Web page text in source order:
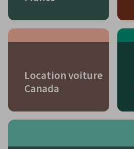
Location voiture
Canada